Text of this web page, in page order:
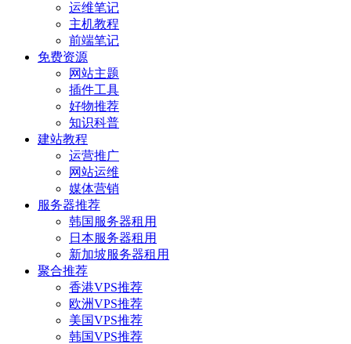
运维笔记
主机教程
前端笔记
免费资源
网站主题
插件工具
好物推荐
知识科普
建站教程
运营推广
网站运维
媒体营销
服务器推荐
韩国服务器租用
日本服务器租用
新加坡服务器租用
聚合推荐
香港VPS推荐
欧洲VPS推荐
美国VPS推荐
韩国VPS推荐